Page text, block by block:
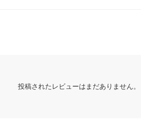
投稿されたレビューはまだありません。